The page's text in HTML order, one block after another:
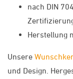
nach DIN
Herstellung
Unsere
und Design.